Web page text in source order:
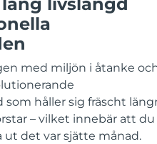
livslängd
med miljön i åtanke
håller sig fräscht
– vilket innebär att du
ut det var sjätte månad.
devices
eye massagers
care essentials
Whitening Gel
Man